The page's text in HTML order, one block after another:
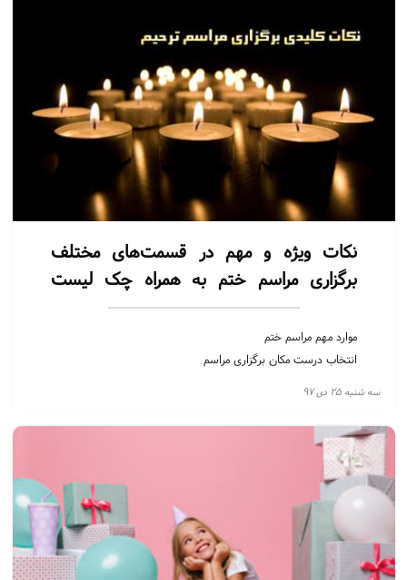
نکات ویژه و مهم در قسمت‌های مختلف
برگزاری مراسم ختم به همراه چک لیست
موارد مهم مراسم ختم
انتخاب درست مکان برگزاری مراسم
اجاره باند برای ختم
اجاره باند برای مراسم ترحیم
اجاره باند برای خاکسپاری
اجاره باند برای قبرستان
سه شنبه ۲۵ دی ۹۷